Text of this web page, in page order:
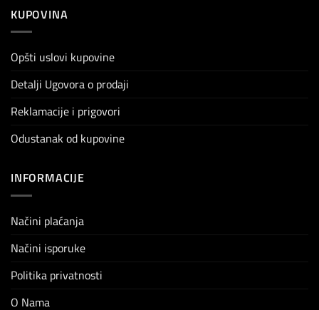
KUPOVINA
Opšti uslovi kupovine
Detalji Ugovora o prodaji
Reklamacije i prigovori
Odustanak od kupovine
INFORMACIJE
Načini plaćanja
Načini isporuke
Politika privatnosti
O Nama